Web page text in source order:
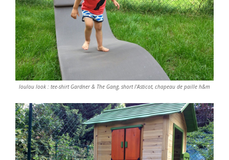
loulou look : tee-shirt Gardner & The Gang, short l'Asticot, chapeau de paille h&m